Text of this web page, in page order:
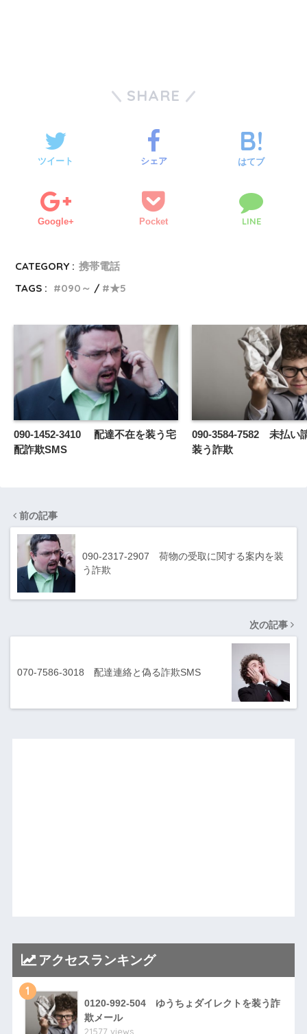
SHARE
ツイート シェア はてブ
Google+ Pocket LINE
CATEGORY : 携帯電話
TAGS :
090～ ★5
090-1452-3410 配達不在を装う宅
配詐欺SMS
090-3584-7582 未払い
装う詐欺
前の記事
090-2317-2907 荷物の受取に関する案内を装
う詐欺
次の記事
070-7586-3018 配達連絡と偽る詐欺SMS
アクセスランキング
1
0120-992-504 ゆうちょダイレクトを装う詐
欺メール
21577 views